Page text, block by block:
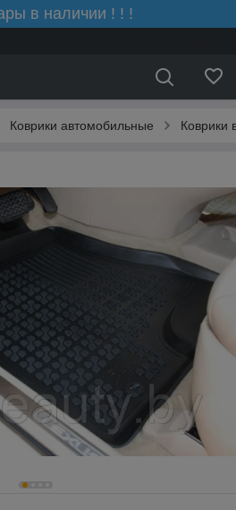
в наличии ! ! !
Коврики автомобильные Коврики